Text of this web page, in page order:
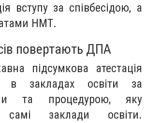
вступу за співбесідою, а
НМТ.
повертають ДПА
підсумкова атестація
в закладах освіти за
та процедурою, яку
самі заклади освіти.